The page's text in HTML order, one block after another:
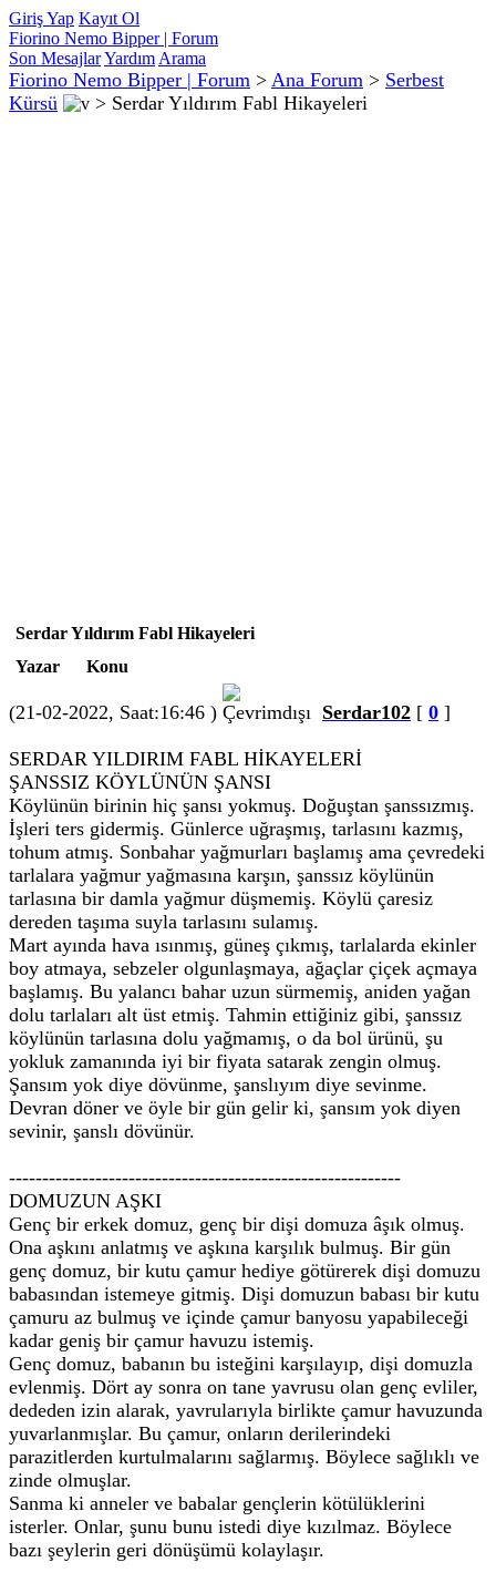
Giriş Yap Kayıt Ol
Fiorino Nemo Bipper | Forum
Son MesajlarYardım Arama
Fiorino Nemo Bipper | Forum > Ana Forum > Serbest
Kürsü
> Serdar Yıldırım Fabl Hikayeleri
Serdar Yıldırım Fabl Hikayeleri
Yazar
Konu
(21-02-2022, Saat:16:46 ) Serdar102 [ 0 ]
SERDAR YILDIRIM FABL HİKAYELERİ
ŞANSSIZ KÖYLÜNÜN ŞANSI
Köylünün birinin hiç şansı yokmuş. Doğuştan şanssızmış.
İşleri ters gidermiş. Günlerce uğraşmış, tarlasını kazmış,
tohum atmış. Sonbahar yağmurları başlamış ama çevredeki
tarlalara yağmur yağmasına karşın, şanssız köylünün
tarlasına bir damla yağmur düşmemiş. Köylü çaresiz
dereden taşıma suyla tarlasını sulamış.
Mart ayında hava ısınmış, güneş çıkmış, tarlalarda ekinler
boy atmaya, sebzeler olgunlaşmaya, ağaçlar çiçek açmaya
başlamış. Bu yalancı bahar uzun sürmemiş, aniden yağan
dolu tarlaları alt üst etmiş. Tahmin ettiğiniz gibi, şanssız
köylünün tarlasına dolu yağmamış, o da bol ürünü, şu
yokluk zamanında iyi bir fiyata satarak zengin olmuş.
Şansım yok diye dövünme, şanslıyım diye sevinme.
Devran döner ve öyle bir gün gelir ki, şansım yok diyen
sevinir, şanslı dövünür.
-----------------------------------------------------------
DOMUZUN AŞKI
Genç bir erkek domuz, genç bir dişi domuza âşık olmuş.
Ona aşkını anlatmış ve aşkına karşılık bulmuş. Bir gün
genç domuz, bir kutu çamur hediye götürerek dişi domuzu
babasından istemeye gitmiş. Dişi domuzun babası bir kutu
çamuru az bulmuş ve içinde çamur banyosu yapabileceği
kadar geniş bir çamur havuzu istemiş.
Genç domuz, babanın bu isteğini karşılayıp, dişi domuzla
evlenmiş. Dört ay sonra on tane yavrusu olan genç evliler,
dededen izin alarak, yavrularıyla birlikte çamur havuzunda
yuvarlanmışlar. Bu çamur, onların derilerindeki
parazitlerden kurtulmalarını sağlarmış. Böylece sağlıklı ve
zinde olmuşlar.
Sanma ki anneler ve babalar gençlerin kötülüklerini
isterler. Onlar, şunu bunu istedi diye kızılmaz. Böylece
bazı şeylerin geri dönüşümü kolaylaşır.